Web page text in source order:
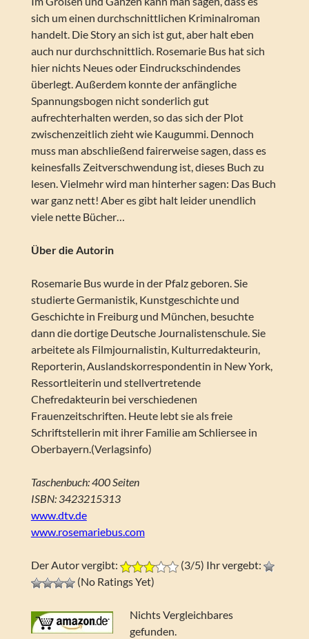
sich um einen durchschnittlichen Kriminalroman
handelt. Die Story an sich ist gut, aber halt eben
auch nur durchschnittlich. Rosemarie Bus hat sich
hier nichts Neues oder Eindruckschindendes
überlegt. Außerdem konnte der anfängliche
Spannungsbogen nicht sonderlich gut
aufrechterhalten werden, so das sich der Plot
zwischenzeitlich zieht wie Kaugummi. Dennoch
muss man abschließend fairerweise sagen, dass es
keinesfalls Zeitverschwendung ist, dieses Buch zu
lesen. Vielmehr wird man hinterher sagen: Das Buch
war ganz nett! Aber es gibt halt leider unendlich
viele nette Bücher…
Über die Autorin
Rosemarie Bus wurde in der Pfalz geboren. Sie
studierte Germanistik, Kunstgeschichte und
Geschichte in Freiburg und München, besuchte
dann die dortige Deutsche Journalistenschule. Sie
arbeitete als Filmjournalistin, Kulturredakteurin,
Reporterin, Auslandskorrespondentin in New York,
Ressortleiterin und stellvertretende
Chefredakteurin bei verschiedenen
Frauenzeitschriften. Heute lebt sie als freie
Schriftstellerin mit ihrer Familie am Schliersee in
Oberbayern.(Verlagsinfo)
Taschenbuch: 400 Seiten
ISBN: 3423215313
www.dtv.de
www.rosemariebus.com
Der Autor vergibt:
(3/5) Ihr vergebt:
(No Ratings Yet)
Nichts Vergleichbares
gefunden.